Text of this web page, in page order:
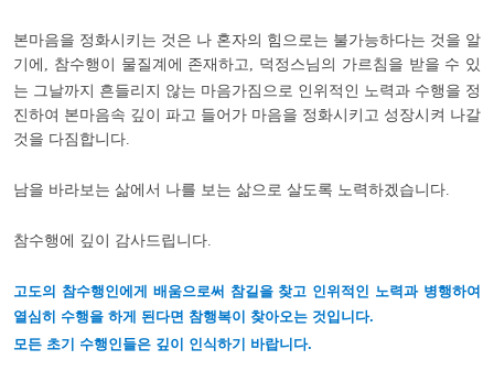
본마음을 정화시키는 것은 나 혼자의 힘으로는 불가능하다는 것을 알
기에 , 참수행이 물질계에 존재하고, 덕정스님의 가르침을 받을 수 있
는 그날까지 흔들리지 않는 마음가짐으로 인위적인 노력과 수행을 정
진하여 본마음속 깊이 파고 들어가 마음을 정화시키고 성장시켜 나갈
것을 다짐합니다.
남을 바라보는 삶에서 나를 보는 삶으로 살도록 노력하겠습니다.
참수행에 깊이 감사드립니다.
고도의 참수행인에게 배움으로써 참길을 찾고 인위적인 노력과 병행하여
열심히 수행을 하게 된다면 참행복이 찾아오는 것입니다.
모든 초기 수행인들은 깊이 인식하기 바랍니다.